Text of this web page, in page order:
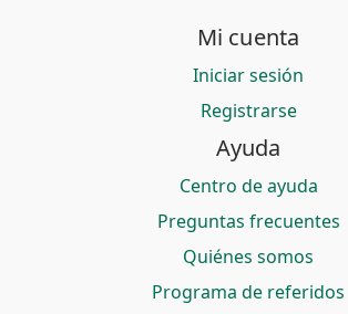
Mi cuenta
Iniciar sesión
Registrarse
Ayuda
Centro de ayuda
Preguntas frecuentes
Quiénes somos
Programa de referidos